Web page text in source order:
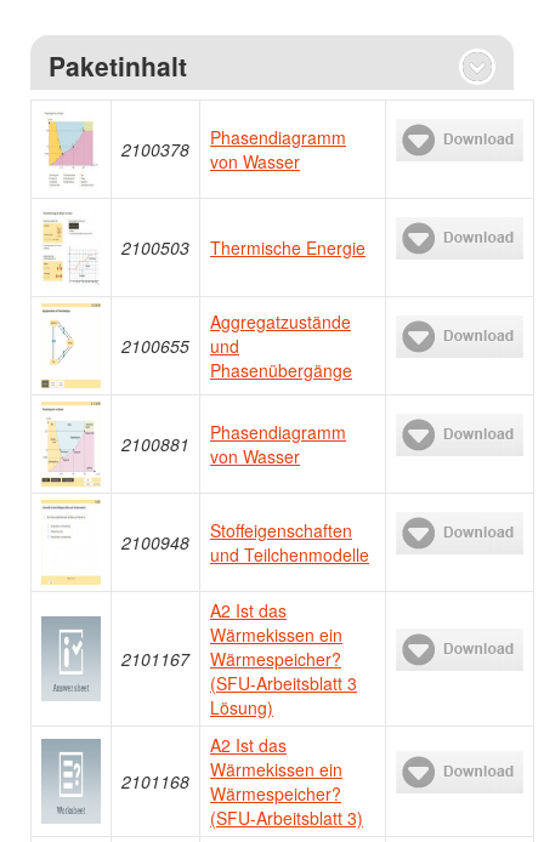
Paketinhalt
2100378
Phasendiagramm
von Wasser
2100503 Thermische Energie
2100655
Aggregatzustände
und
Phasenübergänge
2100881
Phasendiagramm
von Wasser
2100948
Stoffeigenschaften
und Teilchenmodelle
2101167
A2 Ist das
Wärmekissen ein
Wärmespeicher?
(SFU-Arbeitsblatt 3
Lösung)
2101168
A2 Ist das
Wärmekissen ein
Wärmespeicher?
(SFU-Arbeitsblatt 3)